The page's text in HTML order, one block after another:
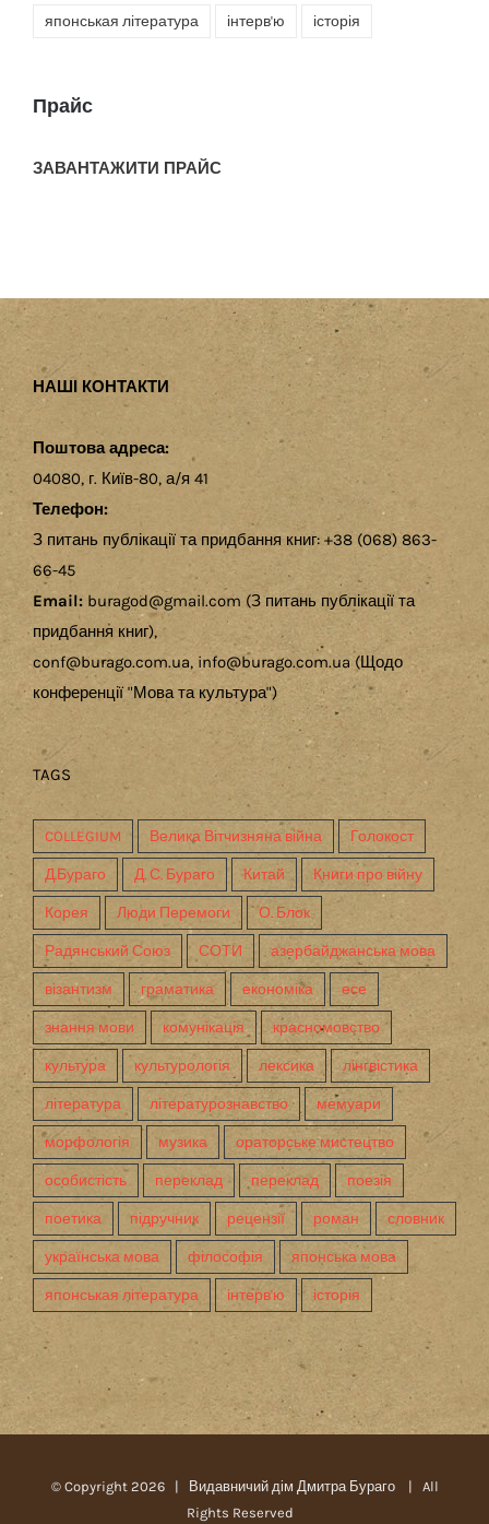
японськая література інтерв'ю історія
Прайс
ЗАВАНТАЖИТИ ПРАЙС
НАШІ КОНТАКТИ
Поштова адреса:
04080, г. Київ-80, а/я 41
Телефон:
З питань публікації та придбання книг: +38 (068) 863-
66-45
Email: buragod@gmail.com (З питань публікації та
придбання книг),
conf@burago.com.ua, info@burago.com.ua (Щодо
конференції "Мова та культура")
TAGS
COLLEGIUM Велика Вітчизняна війна Голокост
Д.Бураго Д. С. Бураго Китай Книги про війну
Корея Люди Перемоги О. Блок
Радянський Союз СОТИ азербайджанська мова
візантизм граматика економіка есе
знання мови комунікація красномовство
культура культурологія лексика лінгвістика
література літературознавство мемуари
морфологія музика ораторське мистецтво
особистість переклад переклад поезія
поетика підручник рецензії роман словник
українська мова філософія японська мова
японськая література інтерв'ю історія
© Copyright 2026 | Видавничий дім Дмитра Бураго
| All
Rights Reserved